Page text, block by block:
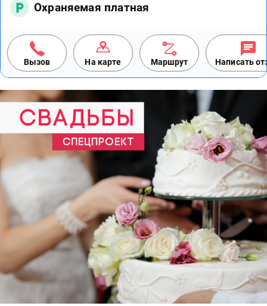
Охраняемая платная
Вызов На карте Маршрут Написать